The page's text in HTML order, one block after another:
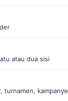
atau dua sisi
turnamen, kampanye